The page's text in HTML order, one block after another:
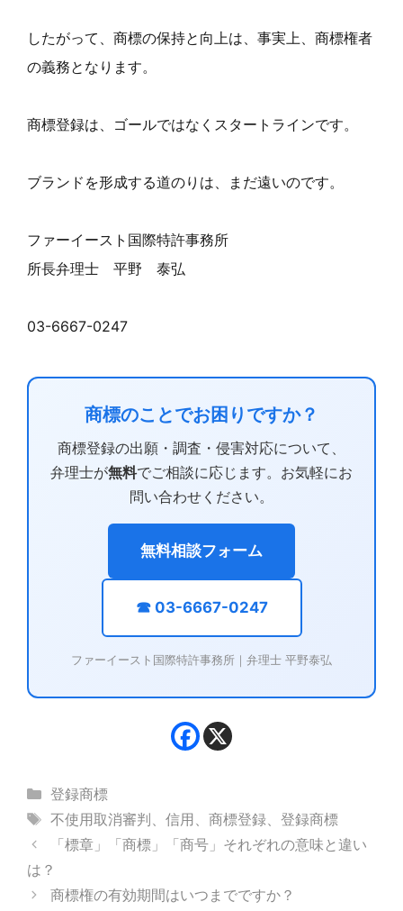
したがって、商標の保持と向上は、事実上、商標権者
の義務となります。
商標登録は、ゴールではなくスタートラインです。
ブランドを形成する道のりは、まだ遠いのです。
ファーイースト国際特許事務所
所長弁理士 平野 泰弘
03-6667-0247
商標のことでお困りですか？
商標登録の出願・調査・侵害対応について、
弁理士が無料でご相談に応じます。お気軽にお
問い合わせください。
無料相談フォーム
☎ 03-6667-0247
ファーイースト国際特許事務所｜弁理士 平野泰弘
カ
テ
ゴ
ー
登録商標
タ
グ
不使用取消審判 信用 商標登録、 登録商標
「標章」「商標」「商号」それぞれの意味と違い
は？
商標権の有効期間はいつまでですか？